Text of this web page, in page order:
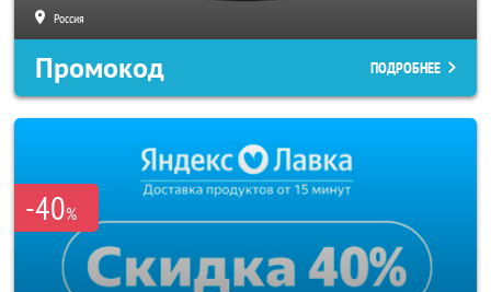
Россия
Промокод ПОДРОБНЕЕ
-40%